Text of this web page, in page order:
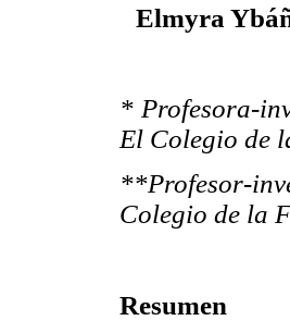
Elmyra
* Profesora-
El Colegio de
**Profesor-
Colegio de la
Resumen